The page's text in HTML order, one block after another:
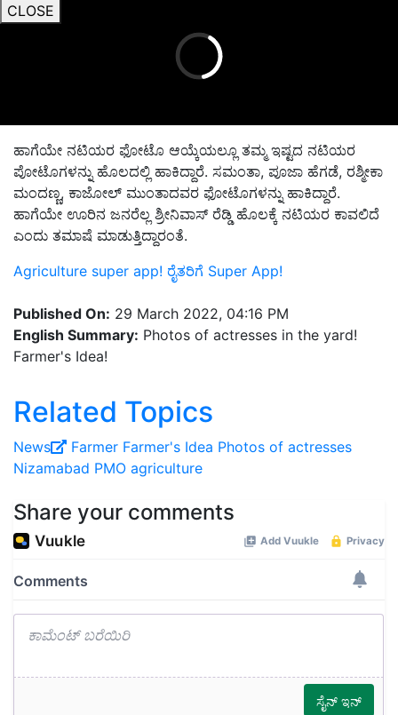
CLOSE
ಹಾಗೆಯೇ ನಟಿಯರ ಫೋಟೊ ಆಯ್ಕೆಯಲ್ಲೂ ತಮ್ಮ ಇಷ್ಟದ ನಟಿಯರ
ಪೋಟೊಗಳನ್ನು ಹೊಲದಲ್ಲಿ ಹಾಕಿದ್ದಾರೆ. ಸಮಂತಾ, ಪೂಜಾ ಹೆಗಡೆ, ರಶ್ಮೀಕಾ
ಮಂದಣ್ಣ, ಕಾಜೋಲ್‌ ಮುಂತಾದವರ ಫೋಟೊಗಳನ್ನು ಹಾಕಿದ್ದಾರೆ.
ಹಾಗೆಯೇ ಊರಿನ ಜನರೆಲ್ಲ ಶ್ರೀನಿವಾಸ್‌ ರೆಡ್ಡಿ ಹೊಲಕ್ಕೆ ನಟಿಯರ ಕಾವಲಿದೆ
ಎಂದು ತಮಾಷೆ ಮಾಡುತ್ತಿದ್ದಾರಂತೆ.
Agriculture super app! ರೈತರಿಗೆ Super App!
Published On: 29 March 2022, 04:16 PM
English Summary: Photos of actresses in the yard!
Farmer's Idea!
Related Topics
News Farmer Farmer's Idea Photos of actresses
Nizamabad PMO agriculture
Share your comments